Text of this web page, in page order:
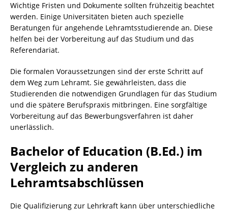
Wichtige Fristen und Dokumente sollten frühzeitig beachtet
werden. Einige Universitäten bieten auch spezielle
Beratungen für angehende Lehramtsstudierende an. Diese
helfen bei der Vorbereitung auf das Studium und das
Referendariat.
Die formalen Voraussetzungen sind der erste Schritt auf
dem Weg zum Lehramt. Sie gewährleisten, dass die
Studierenden die notwendigen Grundlagen für das Studium
und die spätere Berufspraxis mitbringen. Eine sorgfältige
Vorbereitung auf das Bewerbungsverfahren ist daher
unerlässlich.
Bachelor of Education (B.Ed.) im
Vergleich zu anderen
Lehramtsabschlüssen
Die Qualifizierung zur Lehrkraft kann über unterschiedliche